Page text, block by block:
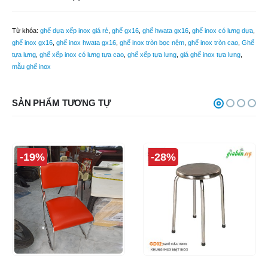
Từ khóa: ghế dựa xếp inox giá rẻ ghế gx16 ghế hwata gx16 ghế inox có lưng dựa
ghế inox gx16 ghế inox hwata gx16 ghế inox tròn bọc nệm ghế inox tròn cao Ghế
tựa lưng ghế xếp inox có lưng tựa cao ghế xếp tựa lưng giá ghế inox tựa lưng
mẫu ghế inox
SẢN PHẨM TƯƠNG TỰ
-19% -28%